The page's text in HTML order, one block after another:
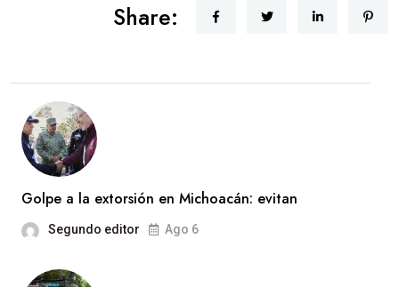
Share:
Golpe a la extorsión en Michoacán: evitan
Segundo editor Ago 6